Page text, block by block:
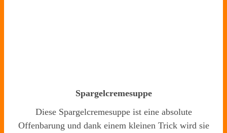
Spargelcremesuppe
Diese Spargelcremesuppe ist eine absolute
Offenbarung und dank einem kleinen Trick wird sie